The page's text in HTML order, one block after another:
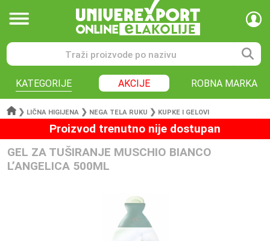
KATEGORIJE AKCIJE ROBNA MARKA
❯ LIČNA HIGIJENA ❯ NEGA TELA RUKU ❯ KUPKE I GELOVI
Proizvod trenutno nije dostupan
GEL ZA TUŠIRANJE MUSCHIO BIANCO
L’ANGELICA 500ML